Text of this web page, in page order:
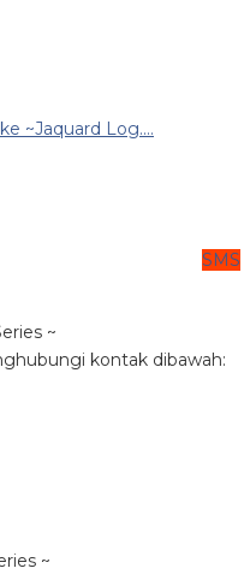
~Jaquard Log....
SMS
~
kontak dibawah:
~